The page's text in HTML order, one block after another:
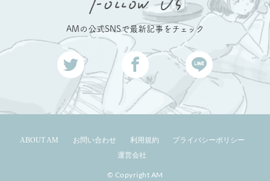
AMの公式SNSで最新記事をチェック
ABOUT AM お問い合わせ 利用規約
プライバシーポリシー
運営会社
© Copyright AM